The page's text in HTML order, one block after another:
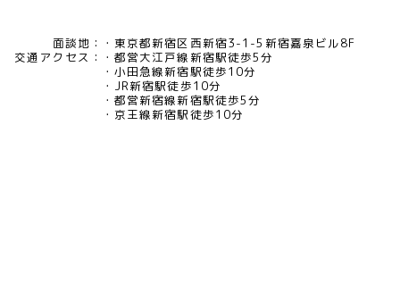
面談地：
東京都新宿区西新宿3-1-5新宿嘉泉ビル8F
交通アクセス：
都営大江戸線新宿駅徒歩5分
小田急線新宿駅徒歩10分
JR新宿駅徒歩10分
都営新宿線新宿駅徒歩5分
京王線新宿駅徒歩10分